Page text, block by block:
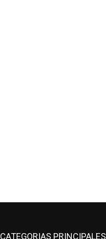
CATEGORIAS PRINCIPALES